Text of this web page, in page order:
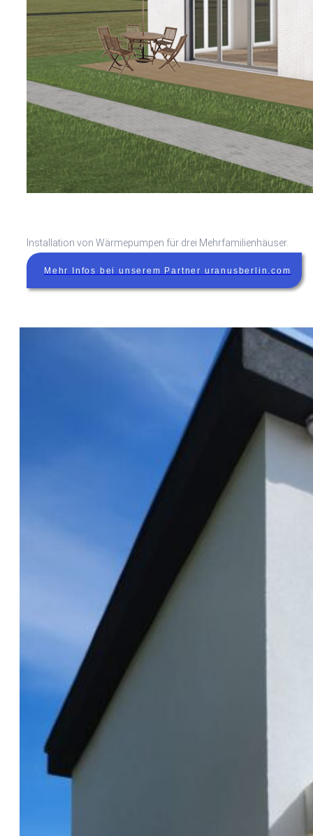
Installation von Wärmepumpen für drei Mehrfamilienhäuser.
Mehr Infos bei unserem Partner uranusberlin.com